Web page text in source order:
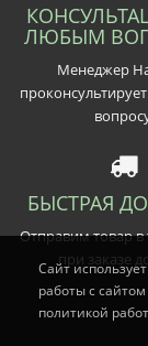
ЛЮБЫМ
Менеджер
БЫСТРАЯ
Отправим товар в
при заказе
Сайт
работы с
политикой